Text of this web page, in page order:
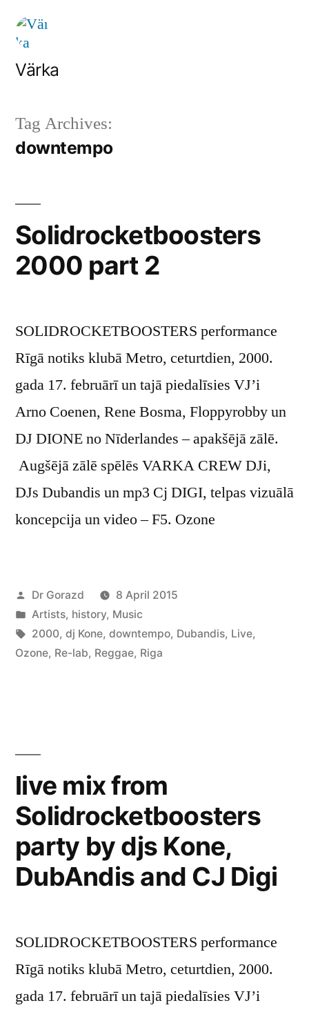
Skip
content
Värka
Tag Archives:
downtempo
Solidrocketboosters
2000 part 2
SOLIDROCKETBOOSTERS performance
Rīgā notiks klubā Metro, ceturtdien, 2000.
gada 17. februārī un tajā piedalīsies VJ’i
Arno Coenen, Rene Bosma, Floppyrobby un
DJ DIONE no Nīderlandes – apakšējā zālē.
Augšējā zālē spēlēs VARKA CREW DJi,
DJs Dubandis un mp3 Cj DIGI, telpas vizuālā
koncepcija un video – F5. Ozone
Posted
by
Dr Gorazd
8 April 2015
Posted
in
Artists, history, Music
Tags:
2000, dj Kone, downtempo, Dubandis, Live,
Ozone, Re-lab, Reggae, Riga
live mix from
Solidrocketboosters
party by djs Kone,
DubAndis and CJ Digi
SOLIDROCKETBOOSTERS performance
Rīgā notiks klubā Metro, ceturtdien, 2000.
gada 17. februārī un tajā piedalīsies VJ’i